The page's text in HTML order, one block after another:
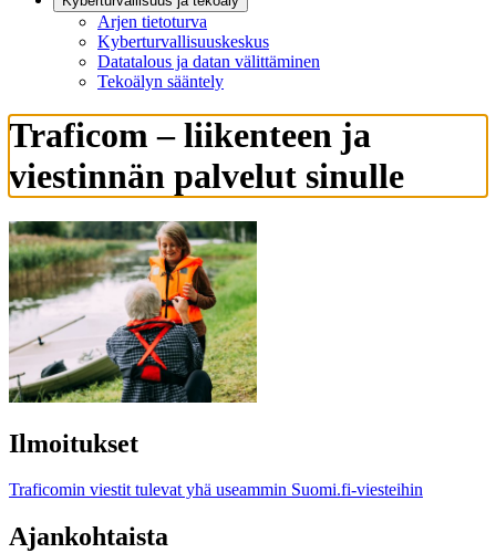
Arjen tietoturva
Kyberturvallisuuskeskus
Datatalous ja datan välittäminen
Tekoälyn sääntely
Traficom – liikenteen ja
viestinnän palvelut sinulle
Ilmoitukset
Traficomin viestit tulevat yhä useammin Suomi.fi-viesteihin
Ajankohtaista